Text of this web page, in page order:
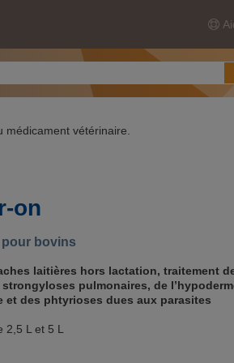
vétérinaire.
on
pour bovins
laitières hors lactation, traitement
pulmonaires, de
des phtyrioses dues aux parasites
2,5 L et 5 L